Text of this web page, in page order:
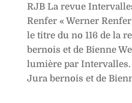
RJB La revue
Renfer « Werner
le titre du no 116 de la
bernois et de Bienne
lumière par
Jura bernois et de